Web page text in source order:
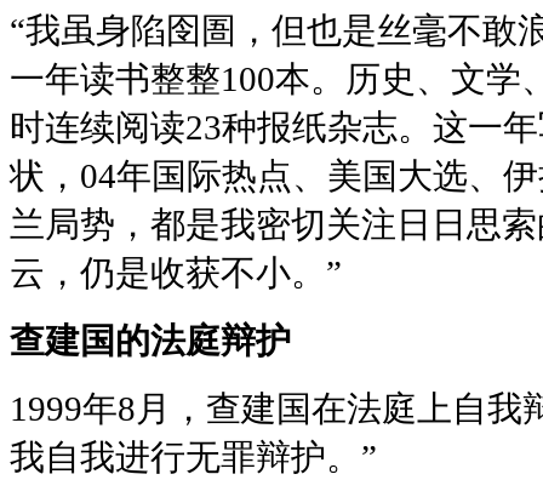
“我虽身陷囹圄，但也是丝毫不敢
一年读书整整100本。历史、文
时连续阅读23种报纸杂志。这一
状，04年国际热点、美国大选、
兰局势，都是我密切关注日日思
云，仍是收获不小。”
查建国的法庭辩护
1999年8月，查建国在法庭上自
我自我进行无罪辩护。”